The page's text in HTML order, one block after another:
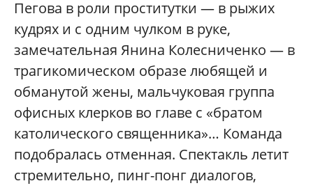
Пегова в роли проститутки — в рыжих
кудрях и с одним чулком в руке,
замечательная Янина Колесниченко — в
трагикомическом образе любящей и
обманутой жены, мальчуковая группа
офисных клерков во главе с «братом
католического священника»… Команда
подобралась отменная. Спектакль летит
стремительно, пинг-понг диалогов,